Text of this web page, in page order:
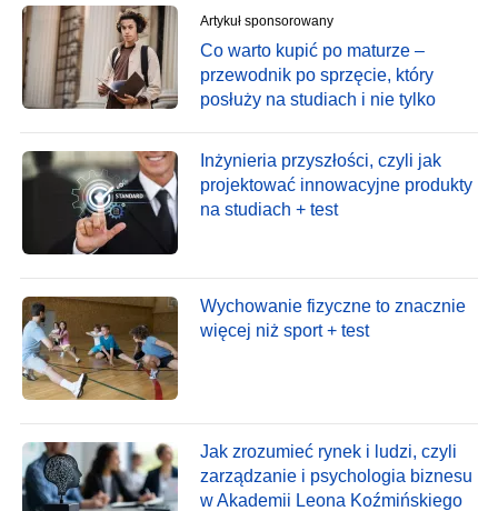
Artykuł sponsorowany
Co warto kupić po maturze –
przewodnik po sprzęcie, który
posłuży na studiach i nie tylko
Inżynieria przyszłości, czyli jak
projektować innowacyjne produkty
na studiach + test
Wychowanie fizyczne to znacznie
więcej niż sport + test
Jak zrozumieć rynek i ludzi, czyli
zarządzanie i psychologia biznesu
w Akademii Leona Koźmińskiego